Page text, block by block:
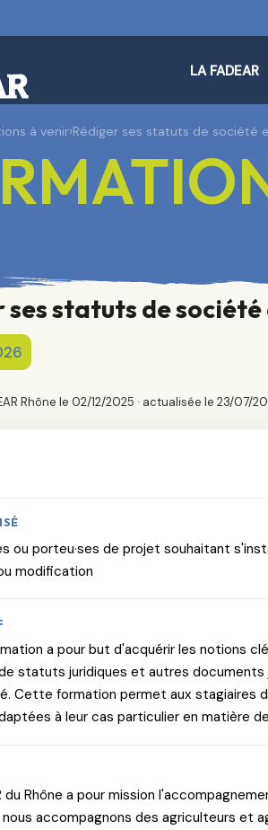
LA FADEAR
à venir›Rédiger ses statuts de société
ses statuts de
Rhône le 02/12/2025 · actualisée le 23/07/
ou porteu·ses de projet souhaitant
modification
a pour but d'acquérir les notions
statuts juridiques et autres documents
Cette formation permet aux stagiaires
à leur cas particulier en matière
du Rhône a pour mission
accompagnons des agriculteurs et